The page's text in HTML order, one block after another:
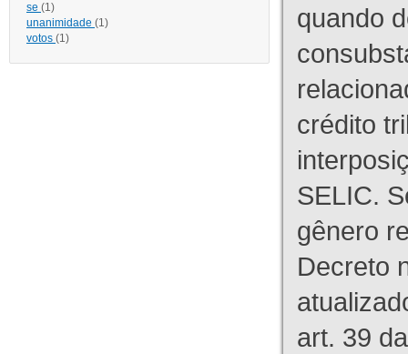
se (1)
unanimidade (1)
votos (1)
quando
crédito
SELIC.
gênero
Decreto
art. 39